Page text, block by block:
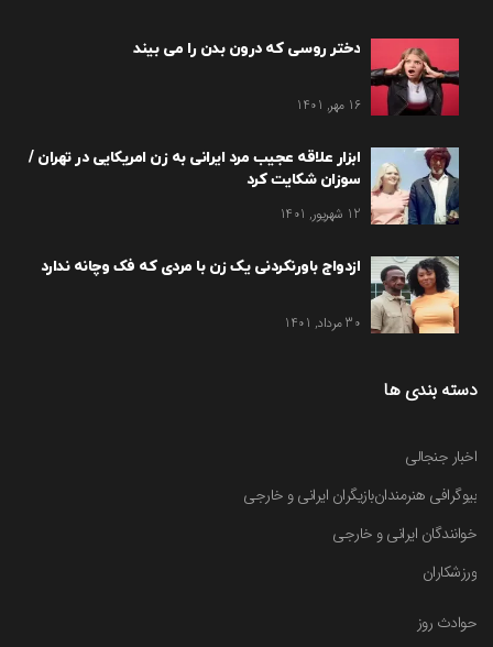
دختر روسی که درون بدن را می بیند
16 مهر, 1401
ابزار علاقه عجیب مرد ایرانی به زن امریکایی در تهران /
سوزان شکایت کرد
12 شهریور, 1401
ازدواج باورنکردنی یک زن با مردی که فک وچانه ندارد
30 مرداد, 1401
دسته بندی ها
اخبار جنجالی
بیوگرافی هنرمندانبازیگران ایرانی و خارجی
خوانندگان ایرانی و خارجی
ورزشکاران
حوادث روز